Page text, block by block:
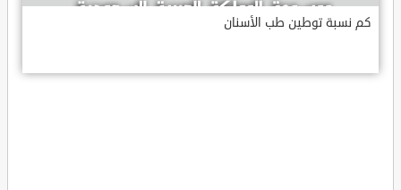
كم نسبة توطين طب الأسنان